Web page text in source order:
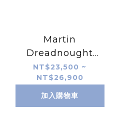
Martin
Dreadnought
Junior系列 全單板
38吋 旅行吉他 雲杉木
面板 沙比利木側背板
馬丁吉他 | 原聲款
NT$23,500 ~
NT$26,900
加入購物車